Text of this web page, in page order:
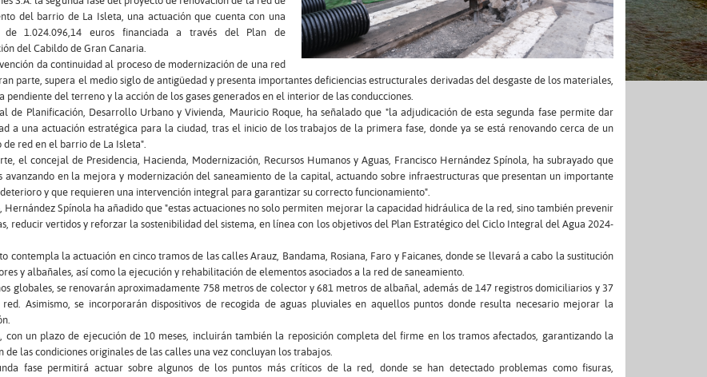
del barrio de La Isleta, una actuación que cuenta con una
de 1.024.096,14 euros financiada a través del Plan de
del Cabildo de Gran Canaria.
da continuidad al proceso de modernización de una red
parte, supera el medio siglo de antigüedad y presenta importantes deficiencias estructurales derivadas del desgaste de los materiales,
pendiente del terreno y la acción de los gases generados en el interior de las conducciones.
de Planificación, Desarrollo Urbano y Vivienda, Mauricio Roque, ha señalado que "la adjudicación de esta segunda fase permite dar
a una actuación estratégica para la ciudad, tras el inicio de los trabajos de la primera fase, donde ya se está renovando cerca de un
de red en el barrio de La Isleta".
el concejal de Presidencia, Hacienda, Modernización, Recursos Humanos y Aguas, Francisco Hernández Spínola, ha subrayado que
avanzando en la mejora y modernización del saneamiento de la capital, actuando sobre infraestructuras que presentan un importante
y que requieren una intervención integral para garantizar su correcto funcionamiento".
Hernández Spínola ha añadido que "estas actuaciones no solo permiten mejorar la capacidad hidráulica de la red, sino también prevenir
reducir vertidos y reforzar la sostenibilidad del sistema, en línea con los objetivos del Plan Estratégico del Ciclo Integral del Agua 2024-
contempla la actuación en cinco tramos de las calles Arauz, Bandama, Rosiana, Faro y Faicanes, donde se llevará a cabo la sustitución
y albañales, así como la ejecución y rehabilitación de elementos asociados a la red de saneamiento.
globales, se renovarán aproximadamente 758 metros de colector y 681 metros de albañal, además de 147 registros domiciliarios y 37
red. Asimismo, se incorporarán dispositivos de recogida de aguas pluviales en aquellos puntos donde resulta necesario mejorar la
con un plazo de ejecución de 10 meses, incluirán también la reposición completa del firme en los tramos afectados, garantizando la
de las condiciones originales de las calles una vez concluyan los trabajos.
fase permitirá actuar sobre algunos de los puntos más críticos de la red, donde se han detectado problemas como fisuras,